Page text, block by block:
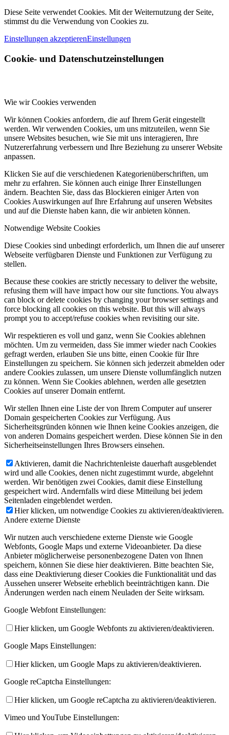
Diese Seite verwendet Cookies. Mit der Weiternutzung der Seite,
stimmst du die Verwendung von Cookies zu.
Einstellungen akzeptierenEinstellungen
Cookie- und Datenschutzeinstellungen
Wie wir Cookies verwenden
Wir können Cookies anfordern, die auf Ihrem Gerät eingestellt
werden. Wir verwenden Cookies, um uns mitzuteilen, wenn Sie
unsere Websites besuchen, wie Sie mit uns interagieren, Ihre
Nutzererfahrung verbessern und Ihre Beziehung zu unserer Website
anpassen.
Klicken Sie auf die verschiedenen Kategorienüberschriften, um
mehr zu erfahren. Sie können auch einige Ihrer Einstellungen
ändern. Beachten Sie, dass das Blockieren einiger Arten von
Cookies Auswirkungen auf Ihre Erfahrung auf unseren Websites
und auf die Dienste haben kann, die wir anbieten können.
Notwendige Website Cookies
Diese Cookies sind unbedingt erforderlich, um Ihnen die auf unserer
Webseite verfügbaren Dienste und Funktionen zur Verfügung zu
stellen.
Because these cookies are strictly necessary to deliver the website,
refusing them will have impact how our site functions. You always
can block or delete cookies by changing your browser settings and
force blocking all cookies on this website. But this will always
prompt you to accept/refuse cookies when revisiting our site.
Wir respektieren es voll und ganz, wenn Sie Cookies ablehnen
möchten. Um zu vermeiden, dass Sie immer wieder nach Cookies
gefragt werden, erlauben Sie uns bitte, einen Cookie für Ihre
Einstellungen zu speichern. Sie können sich jederzeit abmelden oder
andere Cookies zulassen, um unsere Dienste vollumfänglich nutzen
zu können. Wenn Sie Cookies ablehnen, werden alle gesetzten
Cookies auf unserer Domain entfernt.
Wir stellen Ihnen eine Liste der von Ihrem Computer auf unserer
Domain gespeicherten Cookies zur Verfügung. Aus
Sicherheitsgründen können wie Ihnen keine Cookies anzeigen, die
von anderen Domains gespeichert werden. Diese können Sie in den
Sicherheitseinstellungen Ihres Browsers einsehen.
Aktivieren, damit die Nachrichtenleiste dauerhaft ausgeblendet
wird und alle Cookies, denen nicht zugestimmt wurde, abgelehnt
werden. Wir benötigen zwei Cookies, damit diese Einstellung
gespeichert wird. Andernfalls wird diese Mitteilung bei jedem
Seitenladen eingeblendet werden.
Hier klicken, um notwendige Cookies zu aktivieren/deaktivieren.
Andere externe Dienste
Wir nutzen auch verschiedene externe Dienste wie Google
Webfonts, Google Maps und externe Videoanbieter. Da diese
Anbieter möglicherweise personenbezogene Daten von Ihnen
speichern, können Sie diese hier deaktivieren. Bitte beachten Sie,
dass eine Deaktivierung dieser Cookies die Funktionalität und das
Aussehen unserer Webseite erheblich beeinträchtigen kann. Die
Änderungen werden nach einem Neuladen der Seite wirksam.
Google Webfont Einstellungen:
Hier klicken, um Google Webfonts zu aktivieren/deaktivieren.
Google Maps Einstellungen:
Hier klicken, um Google Maps zu aktivieren/deaktivieren.
Google reCaptcha Einstellungen:
Hier klicken, um Google reCaptcha zu aktivieren/deaktivieren.
Vimeo und YouTube Einstellungen: